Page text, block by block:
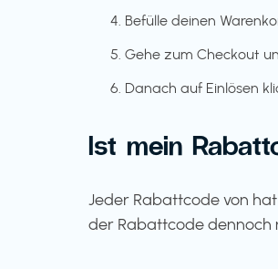
Befülle deinen
Gehe zum Checkout
Danach auf Einlösen
Ist mein
Jeder Rabattcode von
der Rabattcode dennoch